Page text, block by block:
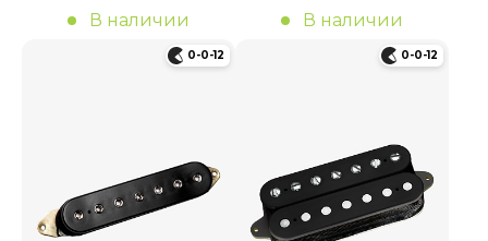
В наличии
В наличии
0-0-12 0-0-12